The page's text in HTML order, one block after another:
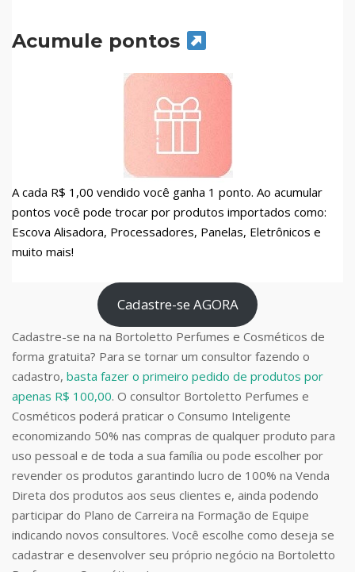
Acumule pontos
A cada R$ 1,00 vendido você ganha 1 ponto. Ao acumular
pontos você pode trocar por produtos importados como:
Escova Alisadora, Processadores, Panelas, Eletrônicos e
muito mais!
Cadastre-se AGORA
Cadastre-se na na Bortoletto Perfumes e Cosméticos de
forma gratuita? Para se tornar um consultor fazendo o
cadastro, basta fazer o primeiro pedido de produtos por
apenas R$ 100,00. O consultor Bortoletto Perfumes e
Cosméticos poderá praticar o Consumo Inteligente
economizando 50% nas compras de qualquer produto para
uso pessoal e de toda a sua família ou pode escolher por
revender os produtos garantindo lucro de 100% na Venda
Direta dos produtos aos seus clientes e, ainda podendo
participar do Plano de Carreira na Formação de Equipe
indicando novos consultores. Você escolhe como deseja se
cadastrar e desenvolver seu próprio negócio na Bortoletto